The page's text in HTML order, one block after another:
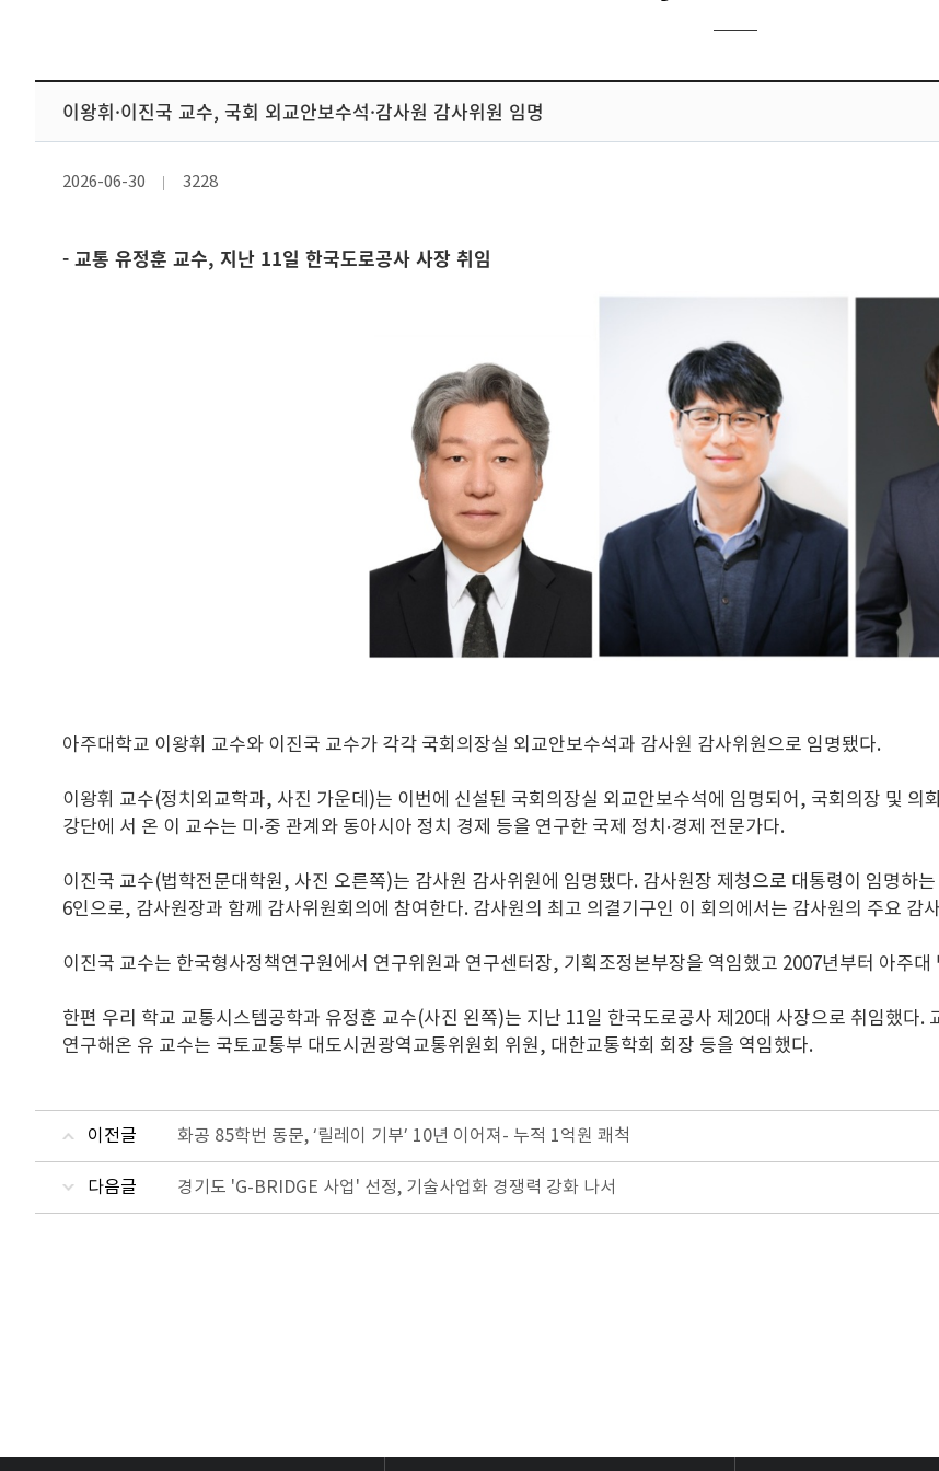
이왕휘·이진국 교수, 국회 외교안보수석·감사원 감사위원 임명
2026-06-30 3228
- 교통 유정훈 교수, 지난 11일 한국도로공사 사장 취임
아주대학교 이왕휘 교수와 이진국 교수가 각각 국회의장실 외교안보수석과 감사원 감사위원으로 임명됐다.
이왕휘 교수(정치외교학과, 사진 가운데)는 이번에 신설된 국회의장실 외교안보수석에 임명되어, 국회의장 및 의
강단에 서 온 이 교수는 미·중 관계와 동아시아 정치 경제 등을 연구한 국제 정치·경제 전문가다.
이진국 교수(법학전문대학원, 사진 오른쪽)는 감사원 감사위원에 임명됐다. 감사원장 제청으로 대통령이 임명하
6인으로, 감사원장과 함께 감사위원회의에 참여한다. 감사원의 최고 의결기구인 이 회의에서는 감사원의 주요 감
이진국 교수는 한국형사정책연구원에서 연구위원과 연구센터장, 기획조정본부장을 역임했고 2007년부터 아주
한편 우리 학교 교통시스템공학과 유정훈 교수(사진 왼쪽)는 지난 11일 한국도로공사 제20대 사장으로 취임했다
연구해온 유 교수는 국토교통부 대도시권광역교통위원회 위원, 대한교통학회 회장 등을 역임했다.
이전글 화공 85학번 동문, ‘릴레이 기부’ 10년 이어져- 누적 1억원 쾌척
다음글 경기도 'G-BRIDGE 사업' 선정, 기술사업화 경쟁력 강화 나서